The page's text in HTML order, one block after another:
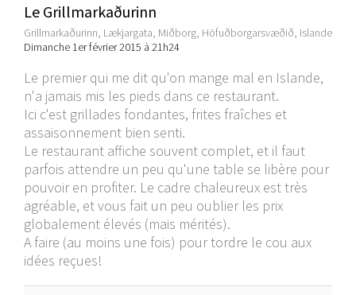
Le Grillmarkaðurinn
Grillmarkaðurinn, Lækjargata, Miðborg, Höfuðborgarsvæðið, Islande
Dimanche 1er février 2015 à 21h24
Le premier qui me dit qu'on mange mal en Islande,
n'a jamais mis les pieds dans ce restaurant.
Ici c'est grillades fondantes, frites fraîches et
assaisonnement bien senti.
Le restaurant affiche souvent complet, et il faut
parfois attendre un peu qu'une table se libère pour
pouvoir en profiter. Le cadre chaleureux est très
agréable, et vous fait un peu oublier les prix
globalement élevés (mais mérités).
A faire (au moins une fois) pour tordre le cou aux
idées reçues!